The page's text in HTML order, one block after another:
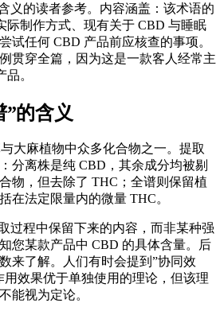
义的读者参考。内容涵盖：该术语的
际制作方式、现有关于 CBD 与睡眠
试任何 CBD 产品前应核查的事项。
贯穿全篇，因为这是一款客人经常主
品。
”的含义
大麻植物中众多化合物之一。提取
分离株是纯 CBD，其余成分均被剔
物，但去除了 THC；全谱则保留植
在法定限量内的微量 THC。
过程中保留下来的内容，而非某种强
您某款产品中 CBD 的具体含量。后
来了解。人们有时会提到”协同效
用效果优于单独使用的理论，但该理
能视为定论。